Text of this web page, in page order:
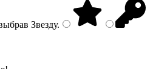
Звезду.